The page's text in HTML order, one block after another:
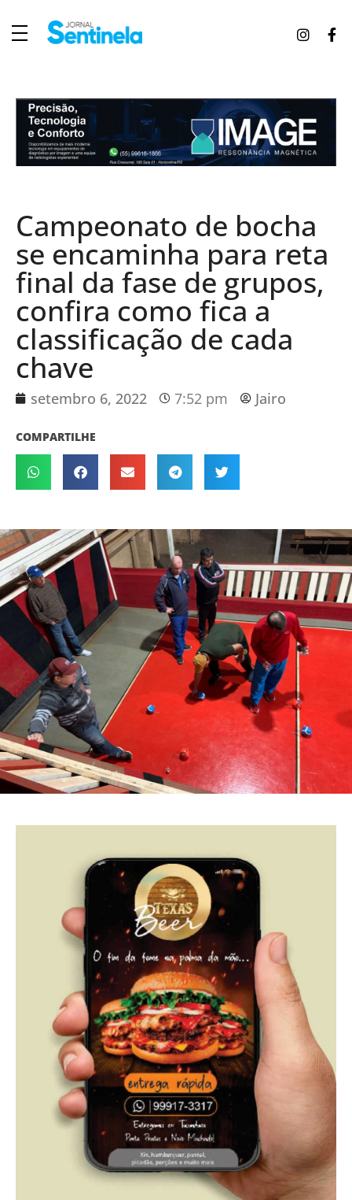
Campeonato de bocha
se encaminha para reta
final da fase de grupos,
confira como fica a
classificação de cada
chave
setembro 6, 2022 7:52 pm Jairo
COMPARTILHE